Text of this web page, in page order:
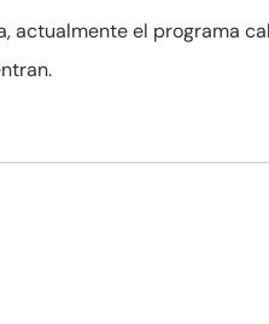
actualmente el programa